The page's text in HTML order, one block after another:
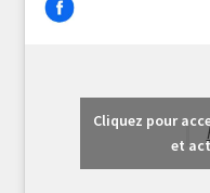
Cliquez pour
et